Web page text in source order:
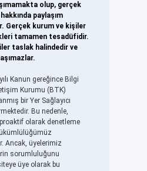
olup, gerçek
paylaşım
Gerçek kurum ve kişiler
tamamen tesadüfidir.
taslak halindedir ve
Kanun gereğince Bilgi
Kurumu (BTK)
bir Yer Sağlayıcı
Bu nedenle,
olarak denetleme
Ancak, üyelerimiz
sorumluluğunu
üye olarak bu